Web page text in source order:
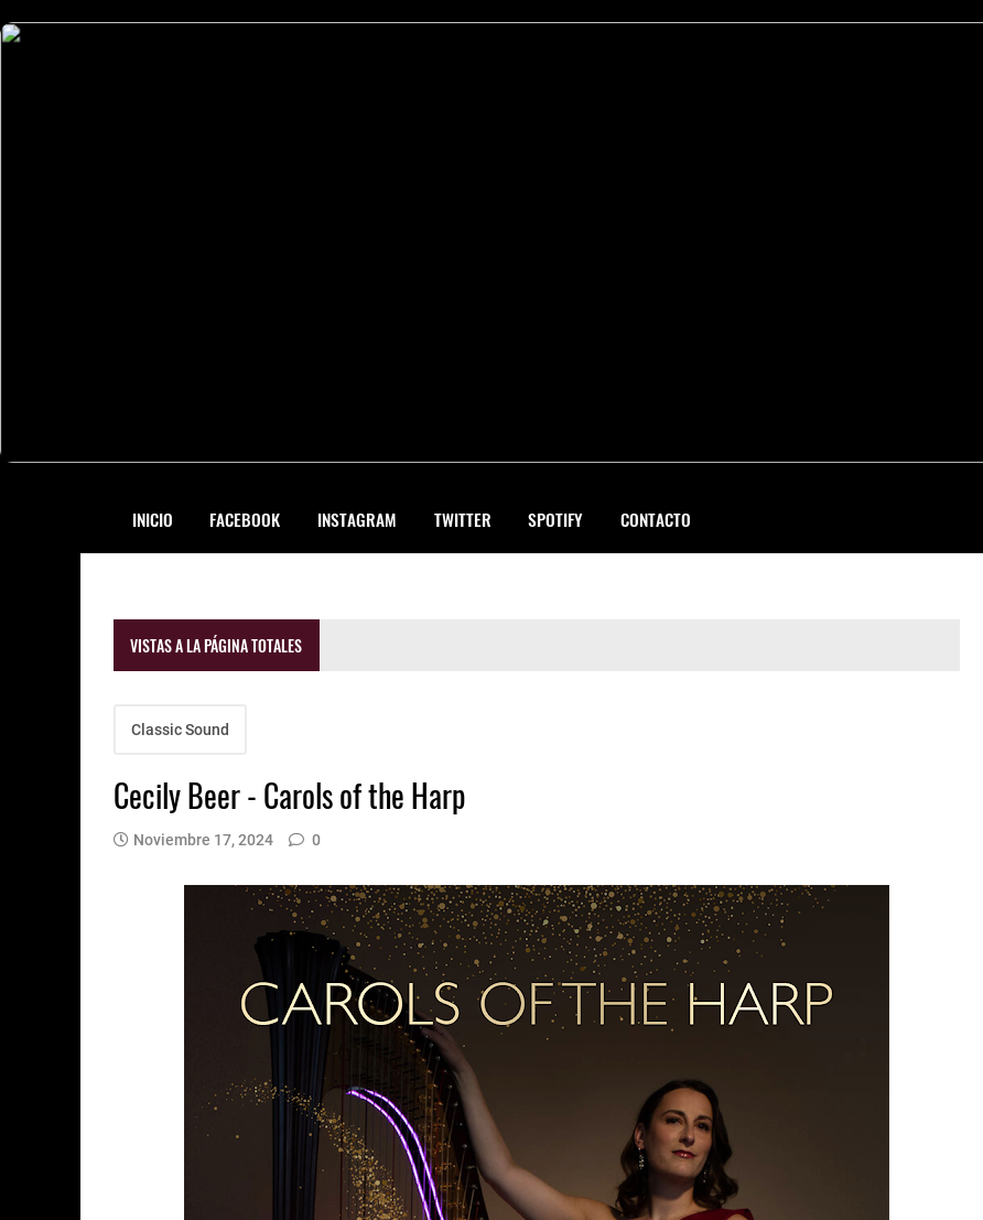
INICIO FACEBOOK INSTAGRAM TWITTER SPOTIFY CONTACTO
VISTAS A LA PÁGINA TOTALES
Classic Sound
Cecily Beer - Carols of the Harp
Noviembre 17, 2024 0